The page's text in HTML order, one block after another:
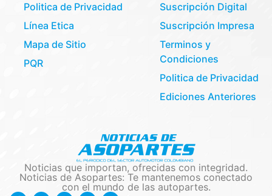
Politica de Privacidad
Línea Etica
Mapa de Sitio
PQR
Suscripción Digital
Suscripción Impresa
Terminos y
Condiciones
Politica de Privacidad
Ediciones Anteriores
Noticias que importan, ofrecidas con integridad.
Noticias de Asopartes: Te mantenemos conectado
con el mundo de las autopartes.